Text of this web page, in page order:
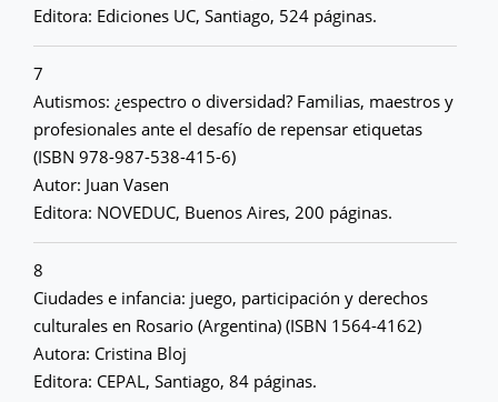
Editora: Ediciones UC, Santiago, 524 páginas.
7
Autismos: ¿espectro o diversidad? Familias, maestros y
profesionales ante el desafío de repensar etiquetas
(ISBN 978-987-538-415-6)
Autor: Juan Vasen
Editora: NOVEDUC, Buenos Aires, 200 páginas.
8
Ciudades e infancia: juego, participación y derechos
culturales en Rosario (Argentina) (ISBN 1564-4162)
Autora: Cristina Bloj
Editora: CEPAL, Santiago, 84 páginas.